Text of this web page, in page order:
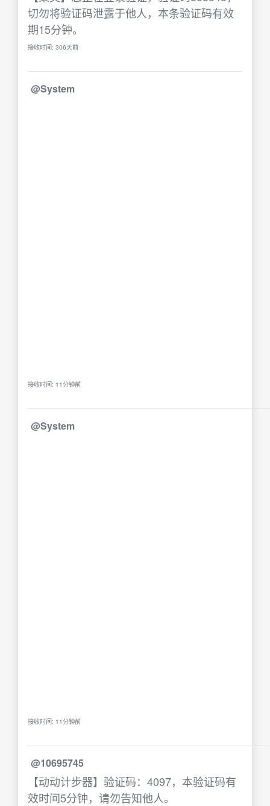
切勿将验证码泄露于他人，本条验证码有效
期15分钟。
接收时间: 306天前
@System
接收时间: 11分钟前
@System
接收时间: 11分钟前
@10695745
【动动计步器】验证码：4097，本验证码有
效时间5分钟，请勿告知他人。